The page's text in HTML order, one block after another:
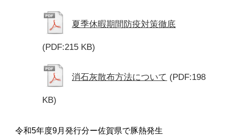
夏季休暇期間防疫対策徹底
(PDF:215 KB)
消石灰散布方法について (PDF:198
KB)
令和5年度9月発行分ー佐賀県で豚熱発生